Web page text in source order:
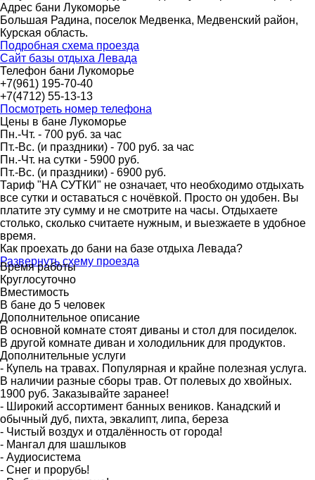
Адрес бани Лукоморье
Большая Радина, поселок Медвенка, Медвенский район,
Курская область.
Подробная схема проезда
Сайт базы отдыха Левада
Телефон бани Лукоморье
+7(961) 195-70-40
+7(4712) 55-13-13
Посмотреть номер телефона
Цены в бане Лукоморье
Пн.-Чт. - 700 руб. за час
Пт.-Вс. (и праздники) - 700 руб. за час
Пн.-Чт. на сутки - 5900 руб.
Пт.-Вс. (и праздники) - 6900 руб.
Тариф "НА СУТКИ" не означает, что необходимо отдыхать
все сутки и оставаться с ночёвкой. Просто он удобен. Вы
платите эту сумму и не смотрите на часы. Отдыхаете
столько, сколько считаете нужным, и выезжаете в удобное
время.
Как проехать до бани на базе отдыха Левада?
Развернуть схему проезда
Время работы
Круглосуточно
Вместимость
В бане до 5 человек
Дополнительное описание
В основной комнате стоят диваны и стол для посиделок.
В другой комнате диван и холодильник для продуктов.
Дополнительные услуги
- Купель на травах. Популярная и крайне полезная услуга.
В наличии разные сборы трав. От полевых до хвойных.
1900 руб. Заказывайте заранее!
- Широкий ассортимент банных веников. Канадский и
обычный дуб, пихта, эвкалипт, липа, береза
- Чистый воздух и отдалённость от города!
- Мангал для шашлыков
- Аудиосистема
- Снег и прорубь!